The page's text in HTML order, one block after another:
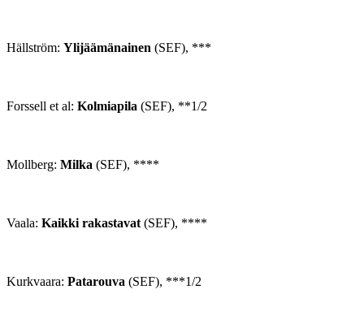
Hällström: Ylijäämänainen (SEF), ***
Forssell et al: Kolmiapila (SEF), **1/2
Mollberg: Milka (SEF), ****
Vaala: Kaikki rakastavat (SEF), ****
Kurkvaara: Patarouva (SEF), ***1/2